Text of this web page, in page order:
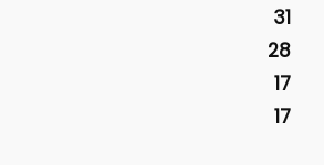
31
28
17
17